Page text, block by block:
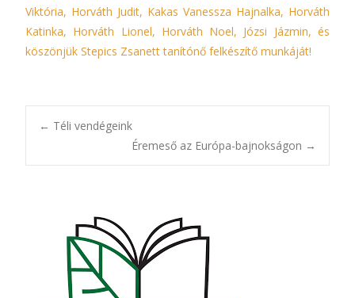
Viktória, Horváth Judit, Kakas Vanessza Hajnalka, Horváth
Katinka, Horváth Lionel, Horváth Noel, Józsi Jázmin, és
köszönjük Stepics Zsanett tanítónő felkészítő munkáját!
Post
← Téli vendégeink
Éremeső az Európa-bajnokságon →